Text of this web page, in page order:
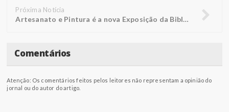
Próxima Notícia
Artesanato e Pintura é a nova Exposição da Biblioteca FUNEPE
Comentários
Atenção: Os comentários feitos pelos leitores não representam a opinião do
jornal ou do autor do artigo.